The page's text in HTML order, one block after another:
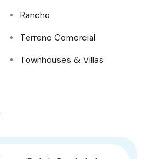
Rancho
Terreno Comercial
Townhouses & Villas